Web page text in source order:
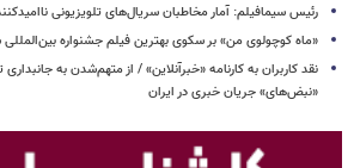
رئیس سیمافیلم: آمار مخاطبان سریال‌های تلویزیونی
«ماه کوچولوی من» بر سکوی بهترین فیلم جشنواره
نقد کاربران به کارنامه «خبرآنلاین» / از متهم‌شدن به
«نبض‌های» جریان خبری در ایران